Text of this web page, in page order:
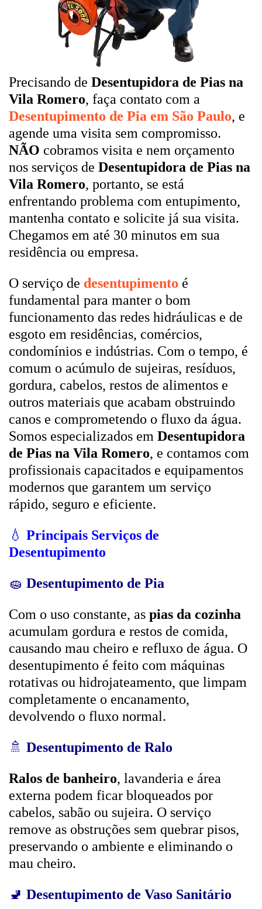
Precisando de Desentupidora de Pias na
Vila Romero, faça contato com a
Desentupimento de Pia em São Paulo, e
agende uma visita sem compromisso.
NÃO cobramos visita e nem orçamento
nos serviços de Desentupidora de Pias na
Vila Romero, portanto, se está
enfrentando problema com entupimento,
mantenha contato e solicite já sua visita.
Chegamos em até 30 minutos em sua
residência ou empresa.
O serviço de desentupimento é
fundamental para manter o bom
funcionamento das redes hidráulicas e de
esgoto em residências, comércios,
condomínios e indústrias. Com o tempo, é
comum o acúmulo de sujeiras, resíduos,
gordura, cabelos, restos de alimentos e
outros materiais que acabam obstruindo
canos e comprometendo o fluxo da água.
Somos especializados em Desentupidora
de Pias na Vila Romero, e contamos com
profissionais capacitados e equipamentos
modernos que garantem um serviço
rápido, seguro e eficiente.
💧 Principais Serviços de
Desentupimento
🧽 Desentupimento de Pia
Com o uso constante, as pias da cozinha
acumulam gordura e restos de comida,
causando mau cheiro e refluxo de água. O
desentupimento é feito com máquinas
rotativas ou hidrojateamento, que limpam
completamente o encanamento,
devolvendo o fluxo normal.
🚿 Desentupimento de Ralo
Ralos de banheiro, lavanderia e área
externa podem ficar bloqueados por
cabelos, sabão ou sujeira. O serviço
remove as obstruções sem quebrar pisos,
preservando o ambiente e eliminando o
mau cheiro.
🚽 Desentupimento de Vaso Sanitário